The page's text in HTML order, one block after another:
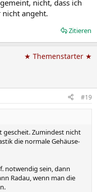
nicht, dass ich
angeht.
Zitieren
★ Themenstarter ★
#19
gescheit. Zumindest nicht
die normale Gehäuse-
notwendig sein, dann
Radau, wenn man die